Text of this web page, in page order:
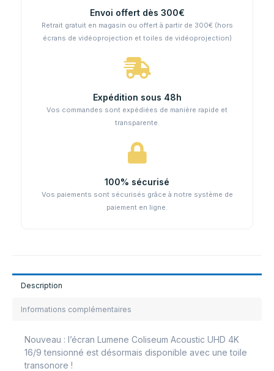
Envoi offert dès 300€
Retrait gratuit en magasin ou offert à partir de 300€ (hors
écrans de vidéoprojection et toiles de vidéoprojection)
Expédition sous 48h
Vos commandes sont expédiées de manière rapide et
transparente.
100% sécurisé
Vos paiements sont sécurisés grâce à notre système de
paiement en ligne.
Description
Informations complémentaires
Nouveau : l’écran Lumene Coliseum Acoustic UHD 4K
16/9 tensionné est désormais disponible avec une toile
transonore !